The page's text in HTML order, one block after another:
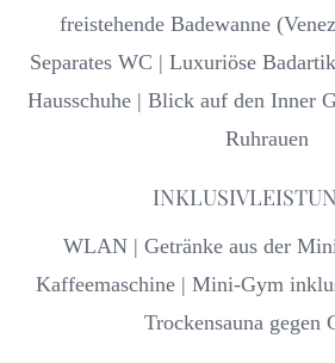
freistehende Badewanne
Separates WC | Luxuriöse
Hausschuhe | Blick auf den Inner
Ruhrauen
WLAN | Getränke aus der
Kaffeemaschine | Mini-Gym
Trockensauna gegen